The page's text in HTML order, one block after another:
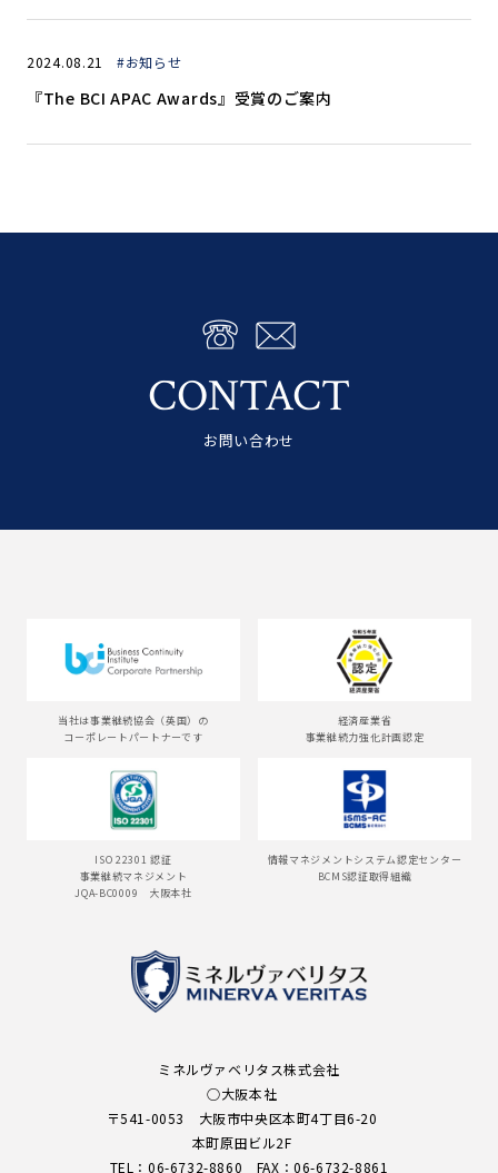
2024.08.21 #お知らせ
『The BCI APAC Awards』受賞のご案内
CONTACT
お問い合わせ
当社は事業継続協会（英国）の
コーポレートパートナーです
経済産業省
事業継続力強化計画認定
ISO 22301 認証
事業継続マネジメント
JQA-BC0009 大阪本社
情報マネジメントシステム認定センター
BCMS認証取得組織
ミネルヴァベリタス株式会社
○大阪本社
〒541-0053 大阪市中央区本町4丁目6-20
本町原田ビル2F
TEL： 06-6732-8860 FAX：06-6732-8861